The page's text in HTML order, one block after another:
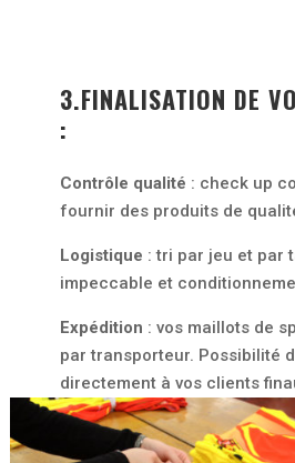
3.FINALISATION DE
:
Contrôle qualité : check up
fournir des produits de
Logistique : tri par jeu et par
impeccable et
Expédition : vos maillots de
par transporteur. Possibilité
directement à vos clients